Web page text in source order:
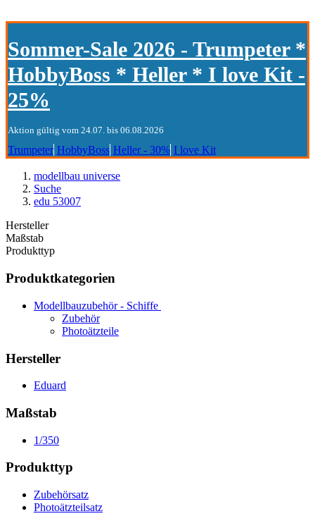
Sommer-Sale 2026 - Trumpeter *
HobbyBoss * Heller * I love Kit -
25%
Aktion gültig vom 24.07. bis 06.08.2026
Trumpeter HobbyBoss Heller - 30% I love Kit
modellbau universe
Suche
edu 53007
Hersteller
Maßstab
Produkttyp
Produktkategorien
Modellbauzubehör - Schiffe
Zubehör
Photoätzteile
Hersteller
Eduard
Maßstab
1/350
Produkttyp
Zubehörsatz
Photoätzteilsatz